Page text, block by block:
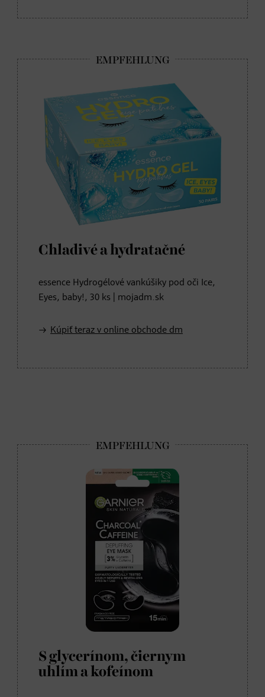
Chladivé a hydratačné
essence Hydrogélové vankúšiky pod oči Ice,
Eyes, baby!, 30 ks | mojadm.sk
Kúpiť teraz v online obchode dm
S glycerínom, čiernym
uhlím a kofeínom